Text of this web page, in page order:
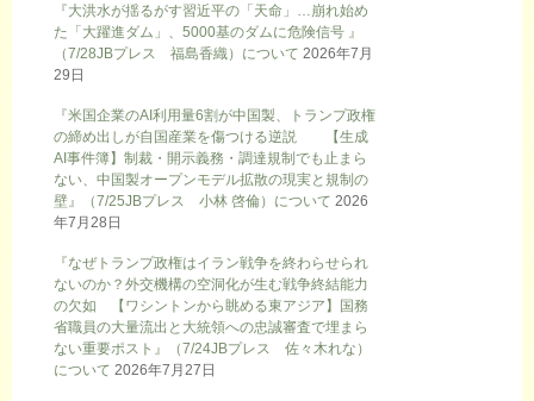
『大洪水が揺るがす習近平の「天命」…崩れ始め
た「大躍進ダム」、5000基のダムに危険信号 』
（7/28JBプレス 福島香織）について 2026年7月
29日
『米国企業のAI利用量6割が中国製、トランプ政権
の締め出しが自国産業を傷つける逆説 【生成
AI事件簿】制裁・開示義務・調達規制でも止まら
ない、中国製オープンモデル拡散の現実と規制の
壁』（7/25JBプレス 小林 啓倫）について 2026
年7月28日
『なぜトランプ政権はイラン戦争を終わらせられ
ないのか？外交機構の空洞化が生む戦争終結能力
の欠如 【ワシントンから眺める東アジア】国務
省職員の大量流出と大統領への忠誠審査で埋まら
ない重要ポスト』（7/24JBプレス 佐々木れな）
について 2026年7月27日